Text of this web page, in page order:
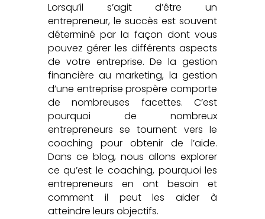
Lorsqu’il s’agit d’être un
entrepreneur, le succès est souvent
déterminé par la façon dont vous
pouvez gérer les différents aspects
de votre entreprise. De la gestion
financière au marketing, la gestion
d’une entreprise prospère comporte
de nombreuses facettes. C’est
pourquoi de nombreux
entrepreneurs se tournent vers le
coaching pour obtenir de l’aide.
Dans ce blog, nous allons explorer
ce qu’est le coaching, pourquoi les
entrepreneurs en ont besoin et
comment il peut les aider à
atteindre leurs objectifs.